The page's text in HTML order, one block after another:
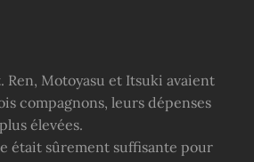
Ren, Motoyasu et Itsuki avaient
compagnons, leurs dépenses
élevées.
était sûrement suffisante pour